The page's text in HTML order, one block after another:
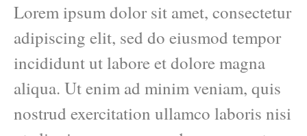
Lorem ipsum dolor sit amet, consectetur
adipiscing elit, sed do eiusmod tempor
incididunt ut labore et dolore magna
aliqua. Ut enim ad minim veniam, quis
nostrud exercitation ullamco laboris nisi